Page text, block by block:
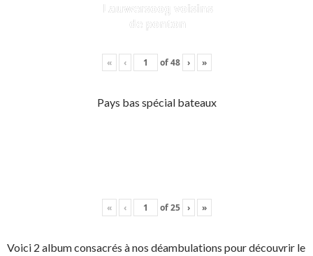
Lauwersoog voisins
de ponton
« ‹ of48 › »
Pays bas spécial bateaux
« ‹ of25 › »
Voici 2 album consacrés à nos déambulations pour découvrir le